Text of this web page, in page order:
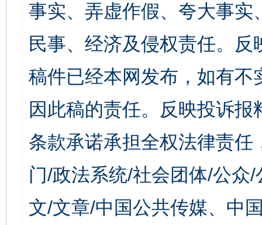
事实、弄虚作假、夸大事
民事、经济及侵权责任。
稿件已经本网发布，如有
因此稿的责任。反映投诉
条款承诺承担全权法律责
门/政法系统/社会团体/公众
文/文章/中国公共传媒、中